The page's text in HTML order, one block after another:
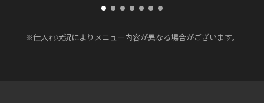
※仕入れ状況によりメニュー内容が異なる場合がございます。